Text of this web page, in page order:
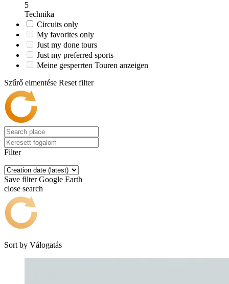
5
Technika
Circuits only
My favorites only
Just my done tours
Just my preferred sports
Meine gesperrten Touren anzeigen
Szűrő elmentése Reset filter
Filter
Save filter Google Earth
close search
Sort by Válogatás